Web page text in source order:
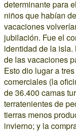
determinante para
niños que habían
vacaciones
jubilación. Fue el
identidad de la
de las vacaciones
Esto dio lugar a
comerciales (la
de 36.400 camas
terratenientes de
tierras menos
invierno; y la